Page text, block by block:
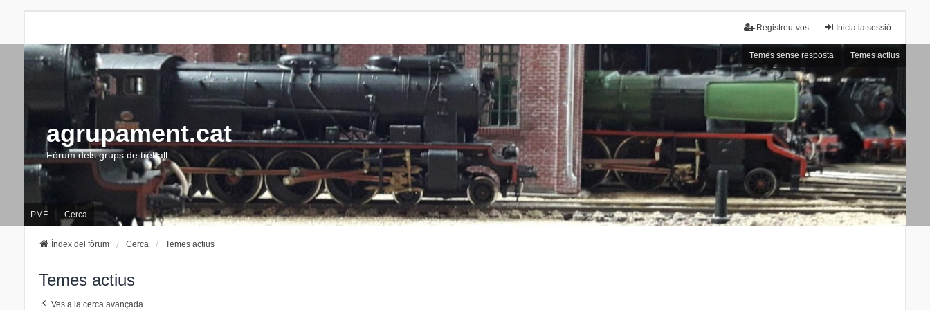
Inicia la sessió
Registreu-vos
Temes sense resposta Temes actius
agrupament.cat
Fòrum dels grups de treball
PMF Cerca
Índex del fòrum Cerca Temes actius
Temes actius
Ves a la cerca avançada